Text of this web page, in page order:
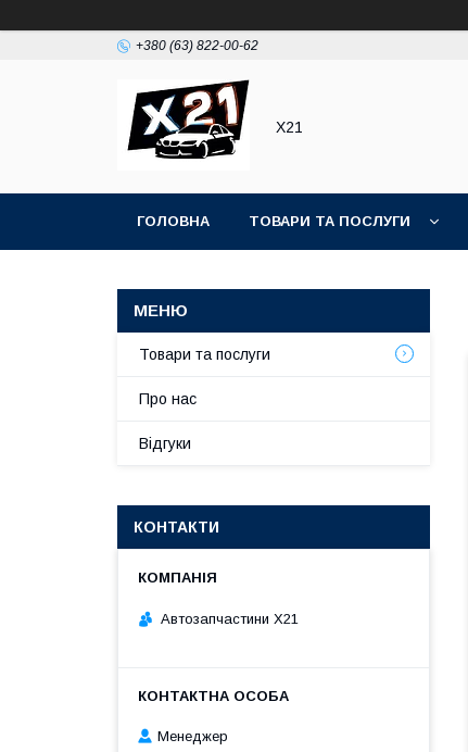
+380 (63) 822-00-62
Х21
ГОЛОВНА ТОВАРИ ТА ПОСЛУГИ
Товари та послуги
Про нас
Відгуки
КОНТАКТИ
Автозапчастини X21
Менеджер